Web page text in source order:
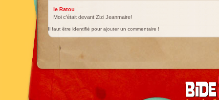
le Ratou
Moi c'était devant Zizi Jeanmaire!
Il faut être identifié pour ajouter un commentaire !